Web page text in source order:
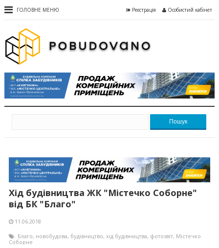
ГОЛОВНЕ МЕНЮ Реєстрація Особистий кабінет
Пошук
Хід будівництва ЖК "Містечко Соборне"
від БК "Благо"
11.06.2018
Благо, новобудова, будівництво, хід будівництва, фотозвіт, Містечко
Соборне